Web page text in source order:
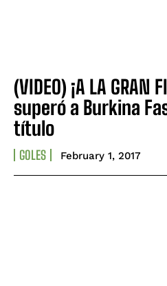
(VIDEO) ¡A LA GRAN
superó a Burkina
título
GOLES February 1, 2017